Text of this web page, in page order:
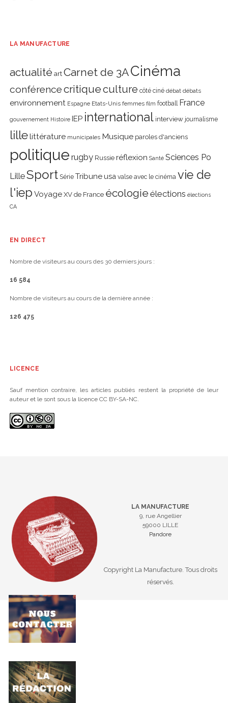
LA MANUFACTURE
actualité art Carnet de 3ACinéma
conférencecritiqueculture côté ciné débat débats
environnement Espagne Etats-Unis femmes film football France
gouvernement Histoire IEP international interview journalisme
lillelittérature municipales Musique paroles d'anciens
politique rugby Russie réflexion Santé Sciences Po
LilleSport Série Tribune usa valse avec le cinéma vie de
l'iep Voyage XV de France écologie élections élections
CA
EN DIRECT
Nombre de visiteurs au cours des 30 derniers jours :
16 584
Nombre de visiteurs au cours de la dernière année :
126 475
LICENCE
Sauf mention contraire, les articles publiés restent la propriété de leur
auteur et le sont sous la licence CC BY-SA-NC.
LA MANUFACTURE
9, rue Angellier
59000 LILLE
Pandore
Copyright La Manufacture. Tous droits
réservés.